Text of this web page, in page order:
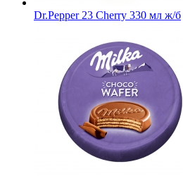
Dr.Pepper 23 Cherry 330 мл ж/б